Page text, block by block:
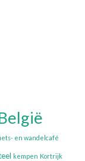
en wandelcafé
kempen Kortrijk